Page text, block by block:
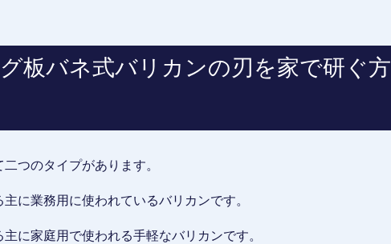
板バネ式バリカンの刃を家で研ぐ方
つのタイプがあります。
に業務用に使われているバリカンです。
に家庭用で使われる手軽なバリカンです。